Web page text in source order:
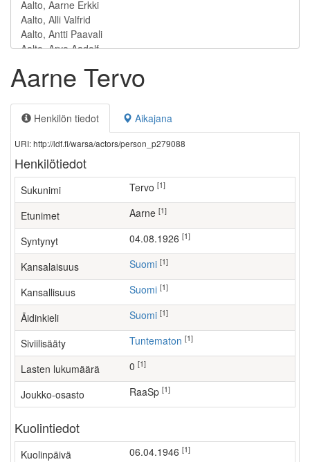
Aarne Tervo
Henkilön tiedot Aikajana
URI: http://ldf.fi/warsa/actors/person_p279088
Henkilötiedot
Sukunimi Tervo [1]
Etunimet Aarne [1]
Syntynyt 04.08.1926 [1]
Kansalaisuus Suomi [1]
Kansallisuus Suomi [1]
Äidinkieli Suomi [1]
Siviilisääty Tuntematon [1]
Lasten lukumäärä [1]
Joukko-osasto RaaSp [1]
Kuolintiedot
Kuolinpäivä 06.04.1946 [1]